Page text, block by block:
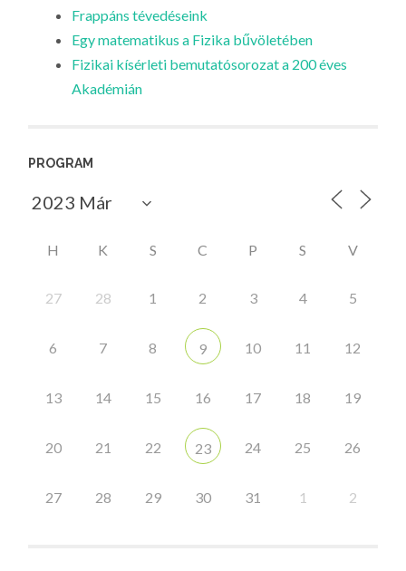
Frappáns tévedéseink
Egy matematikus a Fizika bűvöletében
Fizikai kísérleti bemutatósorozat a 200 éves
Akadémián
PROGRAM
H K S C P S V
27 28 1 2 3 4 5
6 7 8 9 10 11 12
13 14 15 16 17 18 19
20 21 22 23 24 25 26
27 28 29 30 31 1 2